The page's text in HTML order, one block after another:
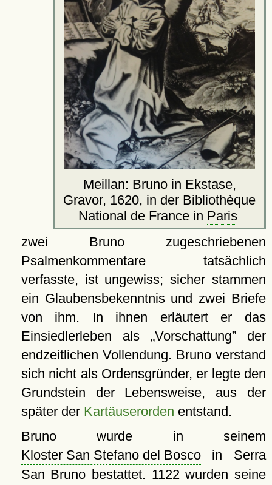
Meillan: Bruno in Ekstase,
Gravor, 1620, in der Bibliothèque
National de France in Paris
zwei Bruno zugeschriebenen
Psalmenkommentare tatsächlich
verfasste, ist ungewiss; sicher stammen
ein Glaubensbekenntnis und zwei Briefe
von ihm. In ihnen erläutert er das
Einsiedlerleben als
Vorschattung der
endzeitlichen Vollendung. Bruno verstand
sich nicht als Ordensgründer, er legte den
Grundstein der Lebensweise, aus der
später der Kartäuserorden entstand.
Bruno wurde in seinem
Kloster San Stefano del Boscoin Serra
San Bruno bestattet. 1122 wurden seine